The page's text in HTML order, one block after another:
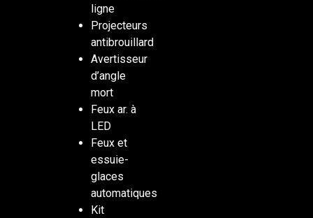
ligne
Projecteurs
antibrouillard
Avertisseur
d’angle
mort
Feux ar. à
LED
Feux et
essuie-
glaces
automatiques
Kit